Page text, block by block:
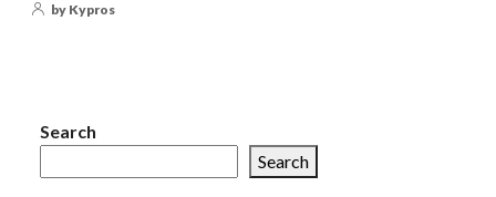
by Kypros
Search
Search